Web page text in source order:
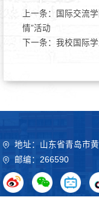
上一条：
国际交流
情”活动
下一条： 我校国际
地址：山东省青岛市
邮编：266590